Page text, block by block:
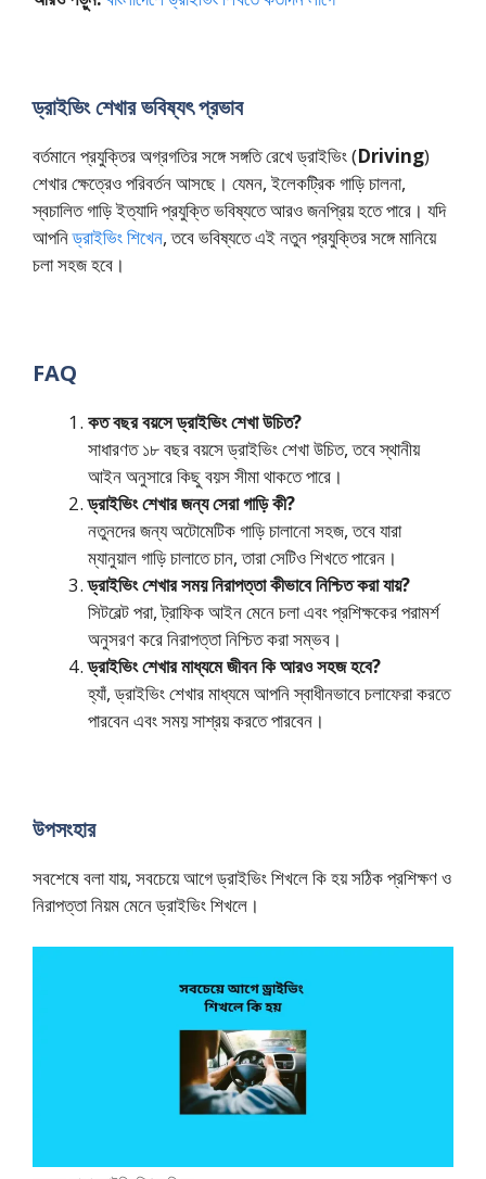
ড্রাইভিং শেখার ভবিষ্যৎ প্রভাব
বর্তমানে প্রযুক্তির অগ্রগতির সঙ্গে সঙ্গতি রেখে ড্রাইভিং (Driving)
শেখার ক্ষেত্রেও পরিবর্তন আসছে। যেমন, ইলেকট্রিক গাড়ি চালনা,
স্বচালিত গাড়ি ইত্যাদি প্রযুক্তি ভবিষ্যতে আরও জনপ্রিয় হতে পারে। যদি
আপনিড্রাইভিং শিখেন, তবে ভবিষ্যতে এই নতুন প্রযুক্তির সঙ্গে মানিয়ে
চলা সহজ হবে।
FAQ
কত বছর বয়সে ড্রাইভিং শেখা উচিত?
সাধারণত ১৮ বছর বয়সে ড্রাইভিং শেখা উচিত, তবে স্থানীয়
আইন অনুসারে কিছু বয়স সীমা থাকতে পারে।
ড্রাইভিং শেখার জন্য সেরা গাড়ি কী?
নতুনদের জন্য অটোমেটিক গাড়ি চালানো সহজ, তবে যারা
ম্যানুয়াল গাড়ি চালাতে চান, তারা সেটিও শিখতে পারেন।
ড্রাইভিং শেখার সময় নিরাপত্তা কীভাবে নিশ্চিত করা যায়?
সিটবেল্ট পরা, ট্রাফিক আইন মেনে চলা এবং প্রশিক্ষকের পরামর্শ
অনুসরণ করে নিরাপত্তা নিশ্চিত করা সম্ভব।
ড্রাইভিং শেখার মাধ্যমে জীবন কি আরও সহজ হবে?
হ্যাঁ, ড্রাইভিং শেখার মাধ্যমে আপনি স্বাধীনভাবে চলাফেরা করতে
পারবেন এবং সময় সাশ্রয় করতে পারবেন।
উপসংহার
সবশেষে বলা যায়, সবচেয়ে আগে ড্রাইভিং শিখলে কি হয় সঠিক প্রশিক্ষণ ও
নিরাপত্তা নিয়ম মেনে ড্রাইভিং শিখলে।